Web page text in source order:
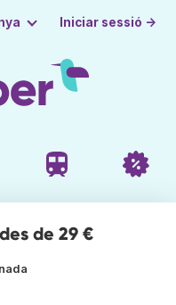
Iniciar sessió →
de 29 €